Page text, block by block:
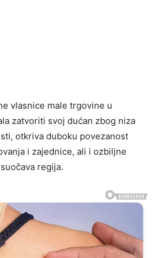
vlasnice male trgovine u
zatvoriti svoj dućan zbog niza
otkriva duboku povezanost
i zajednice, ali i ozbiljne
regija.